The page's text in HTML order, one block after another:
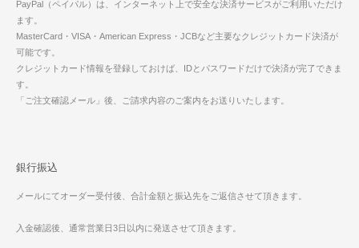
PayPal（ペイパル）は、インターネット上で安全な決済サービスがご利用いただけ
ます。
MasterCard・VISA・American Express・JCBなど主要なクレジットカード決済が
可能です。
クレジットカード情報を登録しておけば、IDとパスワードだけで決済が完了できま
す。
「ご注文確認メール」後、ご請求内容のご案内をお送りいたします。
銀行振込
メールにてオーダー受付後、合計金額と振込先をご返信させて頂きます。
入金確認後、通常営業日3日以内に発送させて頂きます。